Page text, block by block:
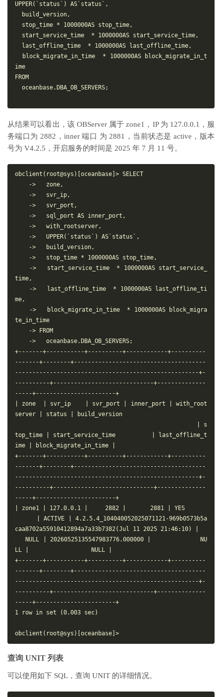
UPPER(`status`) AS`status`,
build_version,
stop_time * 1000000AS stop_time,
start_service_time  * 1000000AS start_service_time,
last_offline_time  * 1000000AS last_offline_time,
block_migrate_in_time  * 1000000AS block_migrate_in_t
ime
FROM
oceanbase.DBA_OB_SERVERS;
从结果可以看出，该 OBServer 属于 zone1，IP 为 127.0.0.1，服
务端口为 2882，inner 端口 为 2881，当前状态是 active，版本
号为 V4.2.5，开启服务的时间是 2025 年 7 月 11 号。
obclient(root@sys)[oceanbase]> SELECT
->   zone,
->   svr_ip,
->   svr_port,
->   sql_port AS inner_port,
->   with_rootserver,
->   UPPER(`status`) AS`status`,
->   build_version,
->   stop_time * 1000000AS stop_time,
->   start_service_time  * 1000000AS start_service_
time,
->   last_offline_time  * 1000000AS last_offline_ti
me,
->   block_migrate_in_time  * 1000000AS block_migra
te_in_time
-> FROM
->   oceanbase.DBA_OB_SERVERS;
+-------+-----------+----------+------------+----------
-------+--------+--------------------------------------
-----------------------------------------------------+-
----------+-----------------------------+--------------
-----+-----------------------+
| zone  | svr_ip    | svr_port | inner_port | with_root
server | status | build_version
| s
top_time | start_service_time          | last_offline_t
ime | block_migrate_in_time |
+-------+-----------+----------+------------+----------
-------+--------+--------------------------------------
-----------------------------------------------------+-
----------+-----------------------------+--------------
-----+-----------------------+
| zone1 | 127.0.0.1 |     2882 |       2881 | YES
| ACTIVE | 4.2.5.4_104040052025071121-969b0573b5a
caa8702a55910412894a7a33b7382(Jul 11 2025 21:46:10) |
NULL | 20260525135547983776.000000 |              NU
LL |                  NULL |
+-------+-----------+----------+------------+----------
-------+--------+--------------------------------------
-----------------------------------------------------+-
----------+-----------------------------+--------------
-----+-----------------------+
1 row in set (0.003 sec)
查询 UNIT 列表
可以使用如下 SQL，查询 UNIT 的详细情况。